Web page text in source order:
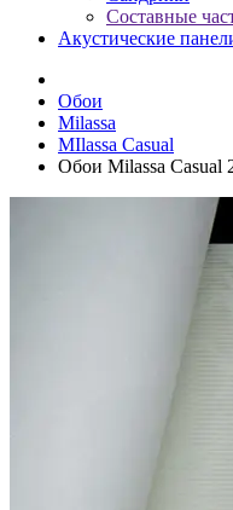
Составные
Акустические
Обои
Milassa
MIlassa Casual
Обои Milassa Casual